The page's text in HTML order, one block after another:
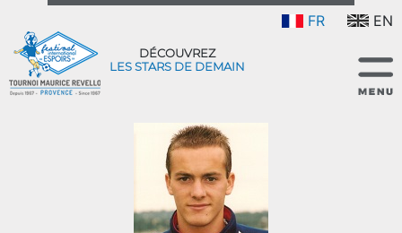
FR EN
DÉCOUVREZ
LES STARS DE DEMAIN